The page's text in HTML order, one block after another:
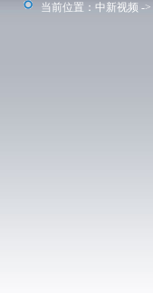
当前位置： 中新视频 ->